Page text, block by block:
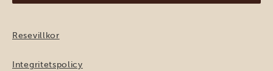
Resevillkor
Integritetspolicy